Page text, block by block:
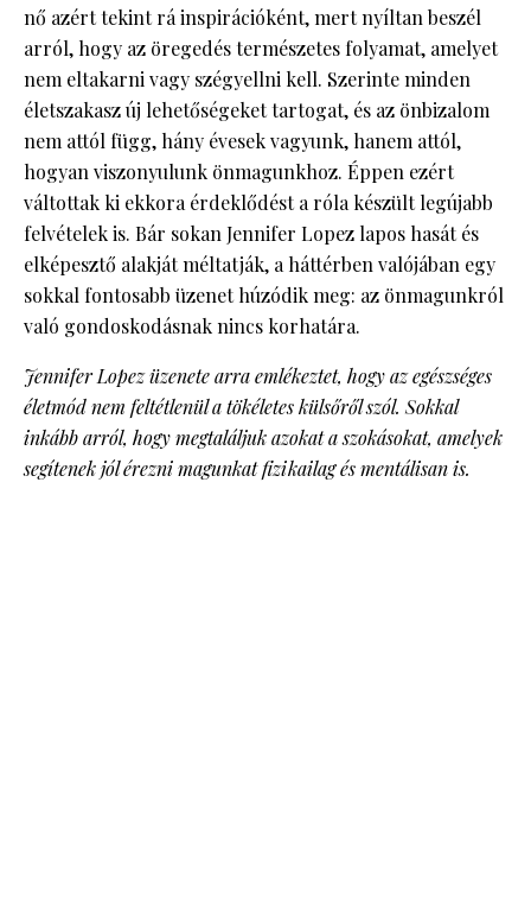
nő azért tekint rá inspirációként, mert nyíltan beszél
arról, hogy az öregedés természetes folyamat, amelyet
nem eltakarni vagy szégyellni kell. Szerinte minden
életszakasz új lehetőségeket tartogat, és az önbizalom
nem attól függ, hány évesek vagyunk, hanem attól,
hogyan viszonyulunk önmagunkhoz. Éppen ezért
váltottak ki ekkora érdeklődést a róla készült legújabb
felvételek is. Bár sokan Jennifer Lopez lapos hasát és
elképesztő alakját méltatják, a háttérben valójában egy
sokkal fontosabb üzenet húzódik meg: az önmagunkról
való gondoskodásnak nincs korhatára.
Jennifer Lopez üzenete arra emlékeztet, hogy az egészséges
életmód nem feltétlenül a tökéletes külsőről szól. Sokkal
inkább arról, hogy megtaláljuk azokat a szokásokat, amelyek
segítenek jól érezni magunkat fizikailag és mentálisan is.